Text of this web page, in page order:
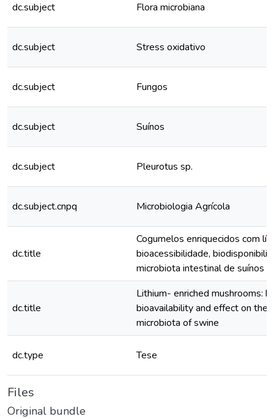
dc.subject Flora microbiana
dc.subject Stress oxidativo
dc.subject Fungos
dc.subject Suínos
dc.subject Pleurotus sp.
dc.subject.cnpq Microbiologia Agrícola
dc.title
Cogumelos enriquecidos com
bioacessibilidade,
microbiota intestinal de suínos
dc.title
Lithium- enriched mushrooms:
bioavailability and effect on the
microbiota of swine
dc.type Tese
Files
Original bundle